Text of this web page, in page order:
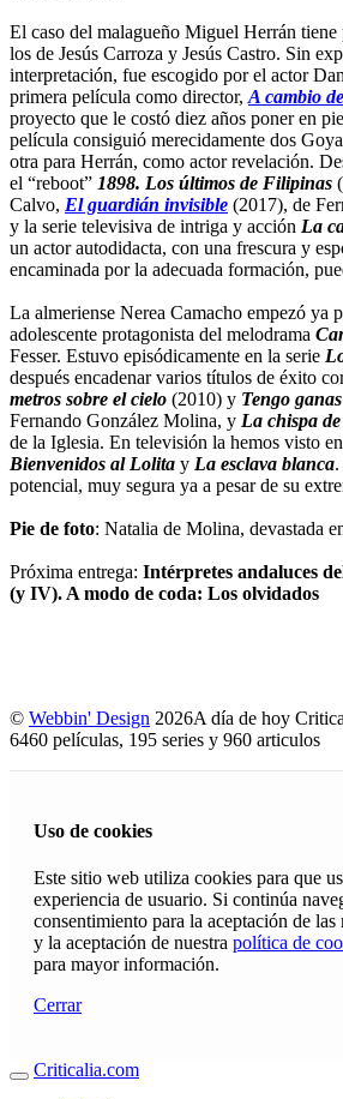
El caso del malagueño Miguel Herrán tiene
los de Jesús Carroza y Jesús Castro. Sin
interpretación, fue escogido por el actor
primera película como director, A cambio
proyecto que le costó diez años poner en
película consiguió merecidamente dos
otra para Herrán, como actor revelación.
el “reboot” 1898. Los últimos de Filipinas
Calvo, El guardián invisible (2017), de
y la serie televisiva de intriga y acción La
un actor autodidacta, con una frescura y
encaminada por la adecuada formación,
La almeriense Nerea Camacho empezó ya
adolescente protagonista del melodrama
Fesser. Estuvo episódicamente en la serie
después encadenar varios títulos de éxito
metros sobre el cielo (2010) y Tengo
Fernando González Molina, y La chispa
de la Iglesia. En televisión la hemos visto
Bienvenidos al Lolita y La esclava blanca
potencial, muy segura ya a pesar de su
Pie de foto: Natalia de Molina, devastada
Próxima entrega: Intérpretes andaluces
(y IV). A modo de coda: Los olvidados
© Webbin' Design 2026A día de hoy
6460 películas, 195 series y 960 articulos
Uso de cookies
Este sitio web utiliza cookies para que
experiencia de usuario. Si continúa
consentimiento para la aceptación de
y la aceptación de nuestra política de
para mayor información.
Cerrar
Criticalia.com